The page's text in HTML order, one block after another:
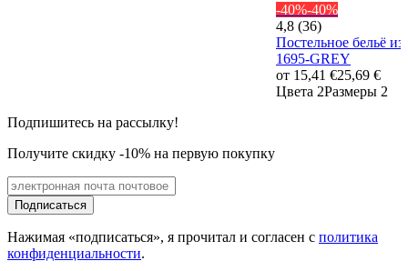
-40%-40%
4,8 (36)
Постельное бельё
1695-GREY
от 15,41 €25,69 €
Цвета 2Размеры 2
Подпишитесь на рассылку!
Получите скидку -10% на первую покупку
Подписаться
Нажимая «подписаться», я прочитал и согласен с политика
конфиденциальности.